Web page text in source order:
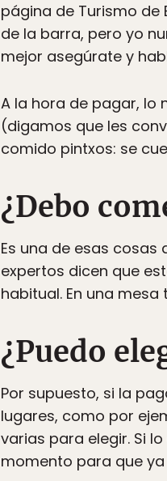
página de Turismo de
de la barra, pero yo
mejor asegúrate y
A la hora de pagar, lo
(digamos que les
comido pintxos: se
¿Debo
Es una de esas
expertos dicen que
habitual. En una
¿Puedo
Por supuesto, si la
lugares, como por
varias para elegir. Si
momento para que